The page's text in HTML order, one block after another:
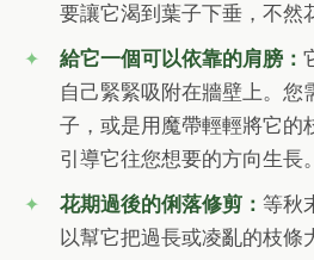
要讓它渴到葉子下垂，不然
給它一個可以依靠的肩膀：
自己緊緊吸附在牆壁上。您
子，或是用魔帶輕輕將它的
引導它往您想要的方向生長。
花期過後的俐落修剪：等秋
以幫它把過長或凌亂的枝條